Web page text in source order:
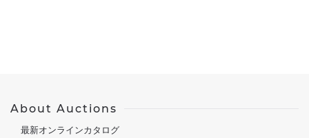
About Auctions
最新オンラインカタログ